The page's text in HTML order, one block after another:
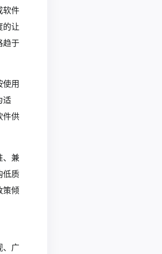
软件
的让
趋于
用
适
件供
、兼
低质
策倾
、广